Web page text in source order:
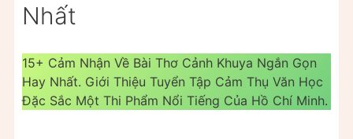
Nhất
15+ Cảm Nhận Về Bài Thơ Cảnh Khuya Ngắn Gọn
Hay Nhất. Giới Thiệu Tuyển Tập Cảm Thụ Văn Học
Đặc Sắc Một Thi Phẩm Nổi Tiếng Của Hồ Chí Minh.